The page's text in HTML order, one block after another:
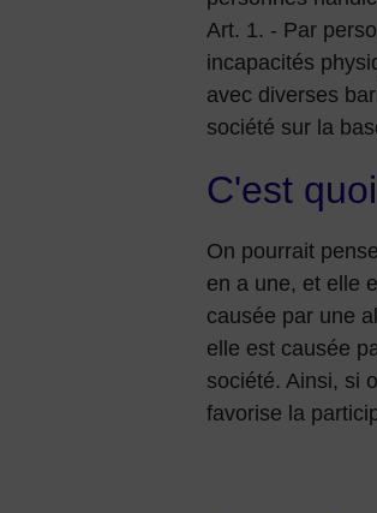
Art. 1. - Par
incapacités
avec diverses
société sur la
C'est
On pourrait
en a une, et elle
causée par une
elle est causée
société. Ainsi, si
favorise la